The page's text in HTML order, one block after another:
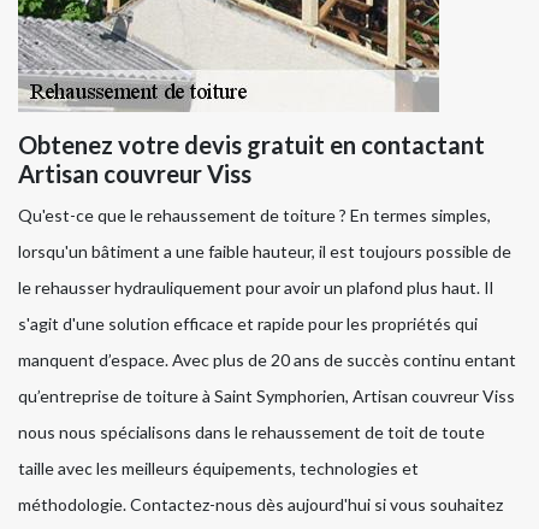
Obtenez votre devis gratuit en contactant
Artisan couvreur Viss
Qu'est-ce que le rehaussement de toiture ? En termes simples,
lorsqu'un bâtiment a une faible hauteur, il est toujours possible de
le rehausser hydrauliquement pour avoir un plafond plus haut. Il
s'agit d'une solution efficace et rapide pour les propriétés qui
manquent d’espace. Avec plus de 20 ans de succès continu entant
qu’entreprise de toiture à Saint Symphorien, Artisan couvreur Viss
nous nous spécialisons dans le rehaussement de toit de toute
taille avec les meilleurs équipements, technologies et
méthodologie. Contactez-nous dès aujourd'hui si vous souhaitez